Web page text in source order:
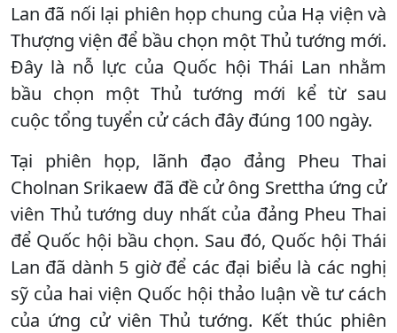
Lan đã nối lại phiên họp chung của Hạ viện và
Thượng viện để bầu chọn một Thủ tướng mới.
Đây là nỗ lực của Quốc hội Thái Lan nhằm
bầu chọn một Thủ tướng mới kể từ sau
cuộc tổng tuyển cử cách đây đúng 100 ngày.
Tại phiên họp, lãnh đạo đảng Pheu Thai
Cholnan Srikaew đã đề cử ông Srettha ứng cử
viên Thủ tướng duy nhất của đảng Pheu Thai
để Quốc hội bầu chọn. Sau đó, Quốc hội Thái
Lan đã dành 5 giờ để các đại biểu là các nghị
sỹ của hai viện Quốc hội thảo luận về tư cách
của ứng cử viên Thủ tướng. Kết thúc phiên